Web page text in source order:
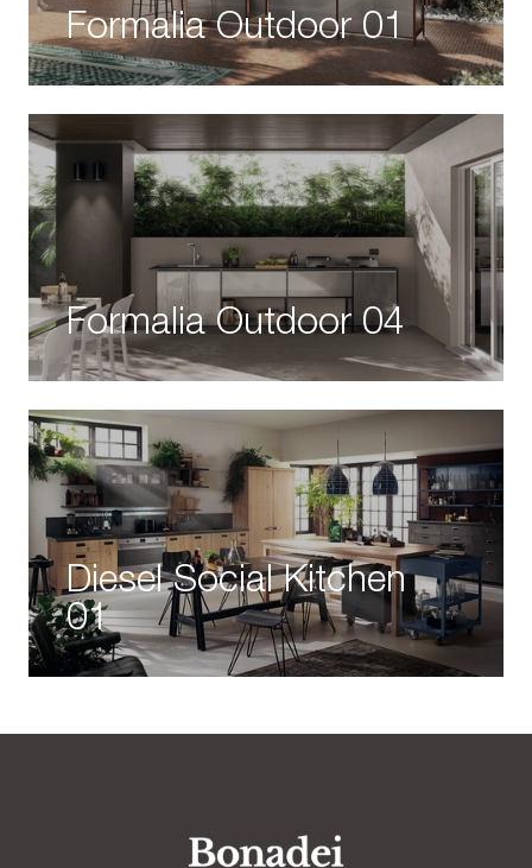
Formalia Outdoor 01
Formalia Outdoor 04
Diesel Social Kitchen
01